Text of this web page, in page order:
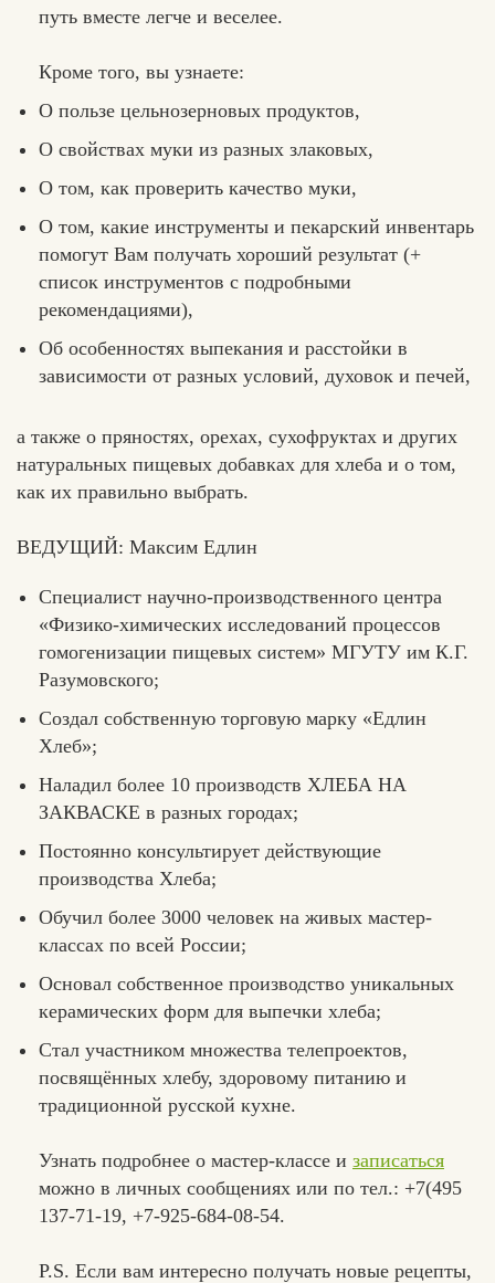
путь вместе легче и веселее.
Кроме того, вы узнаете:
О пользе цельнозерновых продуктов,
О свойствах муки из разных злаковых,
О том, как проверить качество муки,
О том, какие инструменты и пекарский инвентарь
помогут Вам получать хороший результат (+
список инструментов с подробными
рекомендациями),
Об особенностях выпекания и расстойки в
зависимости от разных условий, духовок и печей,
а также о пряностях, орехах, сухофруктах и других
натуральных пищевых добавках для хлеба и о том,
как их правильно выбрать.
ВЕДУЩИЙ: Максим Едлин
Специалист научно-производственного центра
«Физико-химических исследований процессов
гомогенизации пищевых систем» МГУТУ им К.Г.
Разумовского;
Создал собственную торговую марку «Едлин
Хлеб»;
Наладил более 10 производств ХЛЕБА НА
ЗАКВАСКЕ в разных городах;
Постоянно консультирует действующие
производства Хлеба;
Обучил более 3000 человек на живых мастер-
классах по всей России;
Основал собственное производство уникальных
керамических форм для выпечки хлеба;
Стал участником множества телепроектов,
посвящённых хлебу, здоровому питанию и
традиционной русской кухне.
Узнать подробнее о мастер-классе и записаться
можно в личных сообщениях или по тел.: +7(495
137-71-19, +7-925-684-08-54.
P.S. Если вам интересно получать новые рецепты,